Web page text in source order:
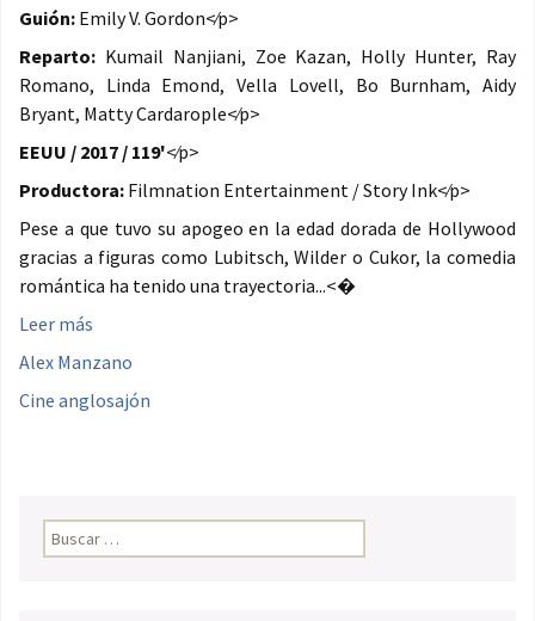
Guión: Emily V. Gordon<⁄p>
Reparto: Kumail Nanjiani, Zoe Kazan, Holly Hunter, Ray
Romano, Linda Emond, Vella Lovell, Bo Burnham, Aidy
Bryant, Matty Cardarople<⁄p>
EEUU / 2017 / 119'<⁄p>
Productora: Filmnation Entertainment / Story Ink<⁄p>
Pese a que tuvo su apogeo en la edad dorada de Hollywood
gracias a figuras como Lubitsch, Wilder o Cukor, la comedia
romántica ha tenido una trayectoria...<�
Leer más
Alex Manzano
Cine anglosajón
Buscar: